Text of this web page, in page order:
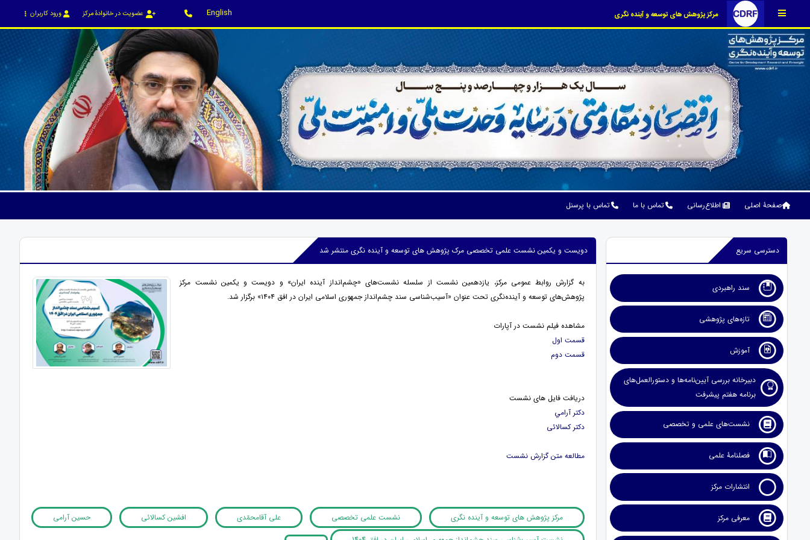
مرکز پژوهش های توسعه و آینده نگری English عضویت در خانوادۀ مرکز ورود کاربران
صفحۀ اصلی اطلاع‌رسانی تماس با ما تماس با پرسنل
دسترسی سریع
سند راهبردی
تازه‌های پژوهشی
آموزش
دبیرخانه بررسی آیین‌نامه‌ها و دستورالعمل‌های
برنامه هفتم پیشرفت
نشست‌های علمی و تخصصی
فصلنامۀ علمی
انتشارات مرکز
معرفی مرکز
دویست و یکمین نشست علمی تخصصی مرک پژوهش های توسعه و آینده نگری منتشر شد
به گزارش روابط عمومی مرکز، یازدهمین نشست از سلسله نشست‌های «چشم‌انداز آینده ایران» و دویست و یکمین نشست مرکز
پژوهش‌های توسعه و آینده‌نگری تحت عنوان «آسیب‌شناسی سند چشم‌انداز جمهوری اسلامی ایران در افق ۱۴۰۴» برگزار شد.
مشاهده فیلم نشست در آپارات
قسمت اول
قسمت دوم
دریافت فایل های نشست
دکتر آرامي
دکتر کسالائی
مطالعه متن گزارش نشست
مرکز پژوهش های توسعه و آینده نگری نشست علمی تخصصی علی آقامحمّدی افشین کسالائی
حسین آرامی